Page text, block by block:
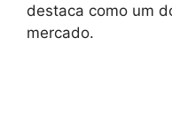
destaca como um
mercado.